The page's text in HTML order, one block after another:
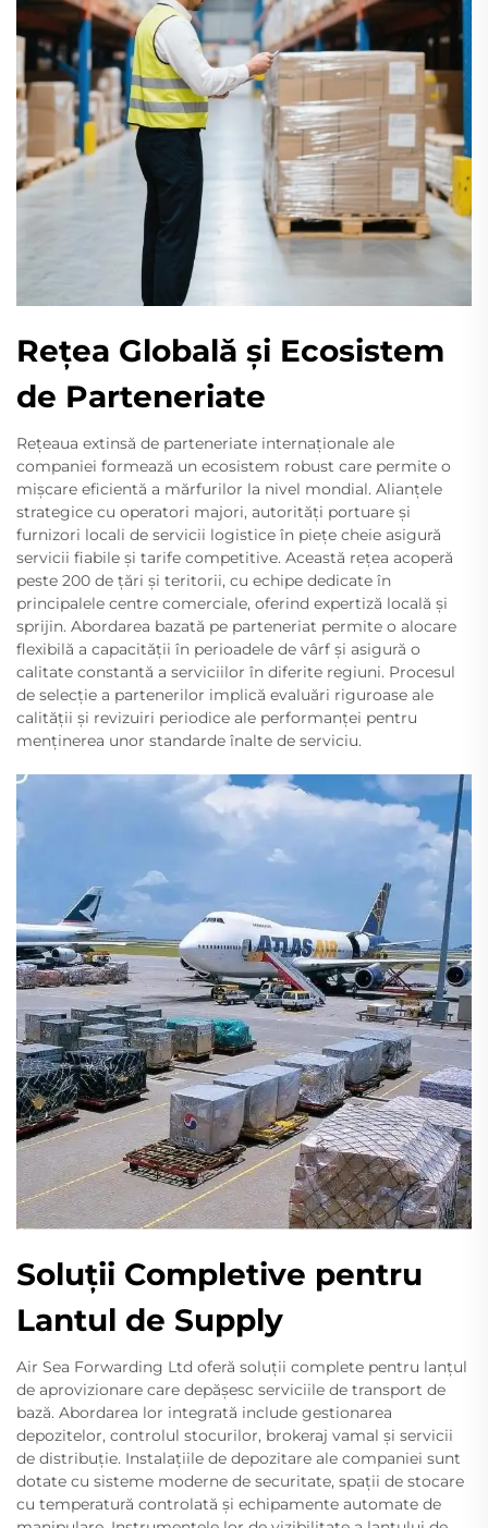
Rețea Globală și Ecosistem
de Parteneriate
Rețeaua extinsă de parteneriate internaționale ale
companiei formează un ecosistem robust care permite o
mișcare eficientă a mărfurilor la nivel mondial. Alianțele
strategice cu operatori majori, autorități portuare și
furnizori locali de servicii logistice în piețe cheie asigură
servicii fiabile și tarife competitive. Această rețea acoperă
peste 200 de țări și teritorii, cu echipe dedicate în
principalele centre comerciale, oferind expertiză locală și
sprijin. Abordarea bazată pe parteneriat permite o alocare
flexibilă a capacității în perioadele de vârf și asigură o
calitate constantă a serviciilor în diferite regiuni. Procesul
de selecție a partenerilor implică evaluări riguroase ale
calității și revizuiri periodice ale performanței pentru
menținerea unor standarde înalte de serviciu.
Soluții Completive pentru
Lantul de Supply
Air Sea Forwarding Ltd oferă soluții complete pentru lanțul
de aprovizionare care depășesc serviciile de transport de
bază. Abordarea lor integrată include gestionarea
depozitelor, controlul stocurilor, brokeraj vamal și servicii
de distribuție. Instalațiile de depozitare ale companiei sunt
dotate cu sisteme moderne de securitate, spații de stocare
cu temperatură controlată și echipamente automate de